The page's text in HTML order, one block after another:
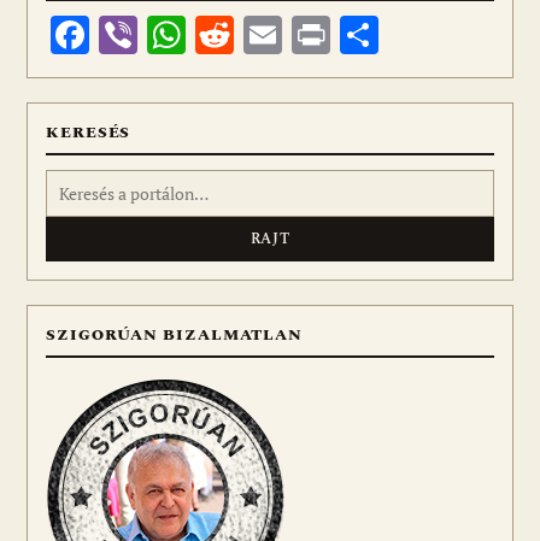
Facebook
ViberWhatsApp
Reddit
Email
Print
meg
KERESÉS
Keresés:
SZIGORÚAN BIZALMATLAN